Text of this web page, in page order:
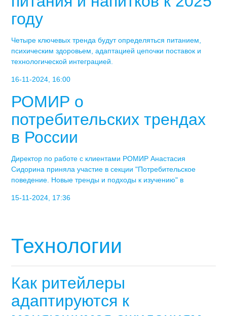
году
Четыре ключевых тренда будут определяться питанием,
психическим здоровьем, адаптацией цепочки поставок и
технологической интеграцией.
16-11-2024, 16:00
РОМИР о
потребительских трендах
в России
Директор по работе с клиентами РОМИР Анастасия
Сидорина приняла участие в секции "Потребительское
поведение. Новые тренды и подходы к изучению" в
15-11-2024, 17:36
Технологии
Как ритейлеры
адаптируются к